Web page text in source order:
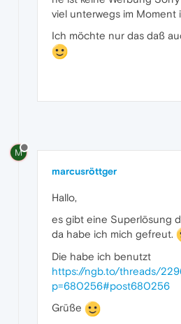
viel unterwegs im Moment
Ich möchte nur das daß
M
marcusröttger
Hallo,
es gibt eine Superlösung
da habe ich mich gefreut.
Die habe ich benutzt
https://ngb.to/threads/
p=680256#post680256
Grüße